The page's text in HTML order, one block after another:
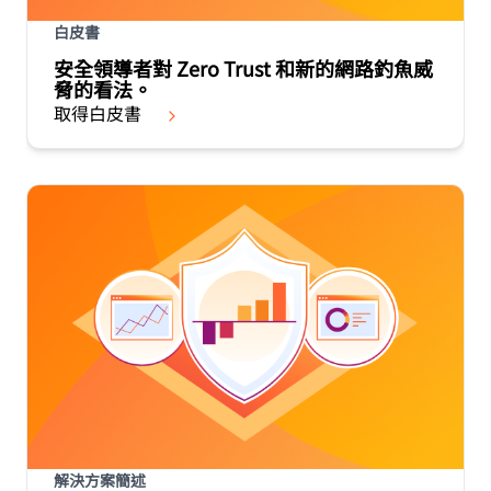
白皮書
安全領導者對 Zero Trust 和新的網路釣魚威
脅的看法。
取得白皮書
解決方案簡述